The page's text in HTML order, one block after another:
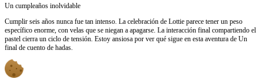
Un cumpleaños inolvidable
Cumplir seis años nunca fue tan intenso. La celebración de Lottie parece tener un peso
específico enorme, con velas que se niegan a apagarse. La interacción final compartiendo el
pastel cierra un ciclo de tensión. Estoy ansiosa por ver qué sigue en esta aventura de Un
final de cuento de hadas.